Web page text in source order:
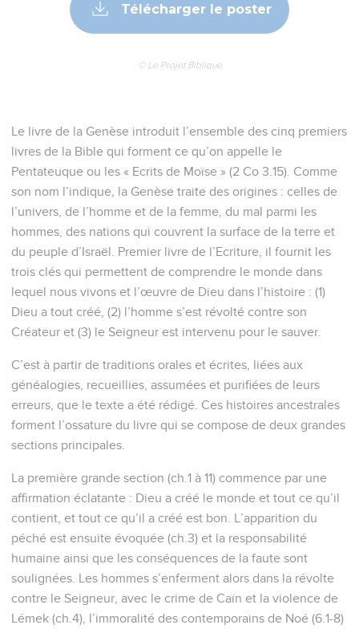
Télécharger le poster
© Le Projet Biblique
Le livre de la Genèse introduit l’ensemble des cinq premiers
livres de la Bible qui forment ce qu’on appelle le
Pentateuque ou les « Ecrits de Moïse » (2 Co 3.15). Comme
son nom l’indique, la Genèse traite des origines : celles de
l’univers, de l’homme et de la femme, du mal parmi les
hommes, des nations qui couvrent la surface de la terre et
du peuple d’Israël. Premier livre de l’Ecriture, il fournit les
trois clés qui permettent de comprendre le monde dans
lequel nous vivons et l’œuvre de Dieu dans l’histoire : (1)
Dieu a tout créé, (2) l’homme s’est révolté contre son
Créateur et (3) le Seigneur est intervenu pour le sauver.
C’est à partir de traditions orales et écrites, liées aux
généalogies, recueillies, assumées et purifiées de leurs
erreurs, que le texte a été rédigé. Ces histoires ancestrales
forment l’ossature du livre qui se compose de deux grandes
sections principales.
La première grande section (ch.1 à 11) commence par une
affirmation éclatante : Dieu a créé le monde et tout ce qu’il
contient, et tout ce qu’il a créé est bon. L’apparition du
péché est ensuite évoquée (ch.3) et la responsabilité
humaine ainsi que les conséquences de la faute sont
soulignées. Les hommes s’enferment alors dans la révolte
contre le Seigneur, avec le crime de Caïn et la violence de
Lémek (ch.4), l’immoralité des contemporains de Noé (6.1-8)